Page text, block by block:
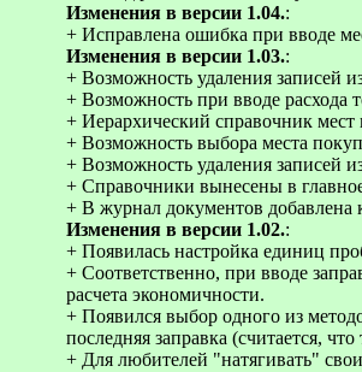
Изменения в версии 1.04.:
+ Исправлена ошибка при вводе
Изменения в версии 1.03.:
+ Возможность удаления записей
+ Возможность при вводе расхода
+ Иерархический справочник мест
+ Возможность выбора места
+ Возможность удаления записей
+ Справочники вынесены в
+ В журнал документов добавлена
Изменения в версии 1.02.:
+ Появилась настройка единиц
+ Соответственно, при вводе
расчета экономичности.
+ Появился выбор одного из
последняя заправка (считается,
+ Для любителей "натягивать"